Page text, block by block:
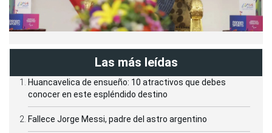
Las más leídas
Huancavelica de ensueño: 10 atractivos que debes
conocer en este espléndido destino
Fallece Jorge Messi, padre del astro argentino